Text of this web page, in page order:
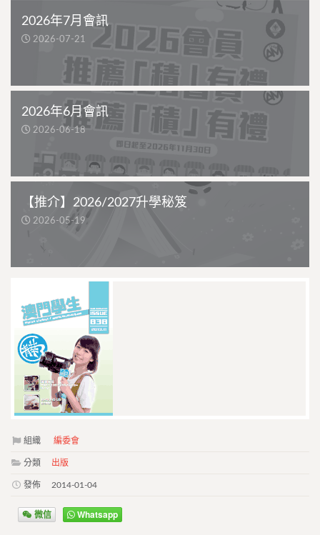
2026年7月會訊
2026-07-21
2026年6月會訊
2026-06-18
【推介】2026/2027升學秘笈
2026-05-19
組織 編委會
分類 出版
發佈 2014-01-04
微信 Whatsapp